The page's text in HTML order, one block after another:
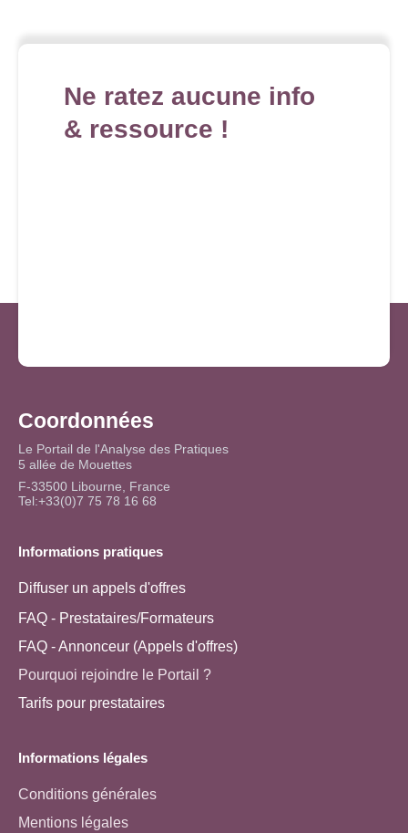
Ne ratez aucune info
& ressource !
Coordonnées
Le Portail de l'Analyse des Pratiques
5 allée de Mouettes
F-33500 Libourne, France
Tel:+33(0)7 75 78 16 68
Informations pratiques
Diffuser un appels d'offres
FAQ - Prestataires/Formateurs
FAQ - Annonceur (Appels d'offres)
Pourquoi rejoindre le Portail ?
Tarifs pour prestataires
Informations légales
Conditions générales
Mentions légales